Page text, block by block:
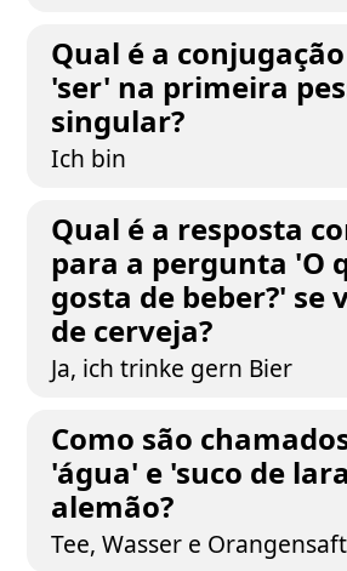
Qual é a
'ser' na primeira
singular?
Ich bin
Qual é a resposta
para a pergunta 'O
gosta de beber?' se
de cerveja?
Ja, ich trinke gern Bier
Como são
'água' e 'suco de
alemão?
Tee, Wasser e Orangensaft